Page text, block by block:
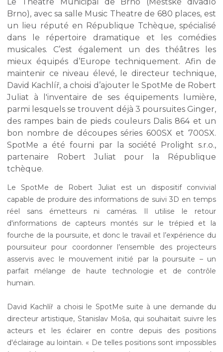
Brno), avec sa salle Music Theatre de 680 places, est
un lieu réputé en République Tchèque, spécialisé
dans le répertoire dramatique et les comédies
musicales. C’est également un des théâtres les
mieux équipés d’Europe techniquement. Afin de
maintenir ce niveau élevé, le directeur technique,
David Kachlíř, a choisi d’ajouter le SpotMe de Robert
Juliat à l'inventaire de ses équipements lumière,
parmi lesquels se trouvent déjà 3 poursuites Ginger,
des rampes bain de pieds couleurs Dalis 864 et un
bon nombre de découpes séries 600SX et 700SX.
SpotMe a été fourni par la société Prolight s.r.o.,
partenaire Robert Juliat pour la République
tchèque.
Le SpotMe de Robert Juliat est un dispositif convivial
capable de produire des informations de suivi 3D en temps
réel sans émetteurs ni caméras. Il utilise le retour
d'informations de capteurs montés sur le trépied et la
fourche de la poursuite, et donc le travail et l’expérience du
poursuiteur pour coordonner l’ensemble des projecteurs
asservis avec le mouvement initié par la poursuite – un
parfait mélange de haute technologie et de contrôle
humain.
David Kachlíř a choisi le SpotMe suite à une demande du
directeur artistique, Stanislav Moša, qui souhaitait suivre les
acteurs et les éclairer en contre depuis des positions
d'éclairage au lointain. « De telles positions sont impossibles